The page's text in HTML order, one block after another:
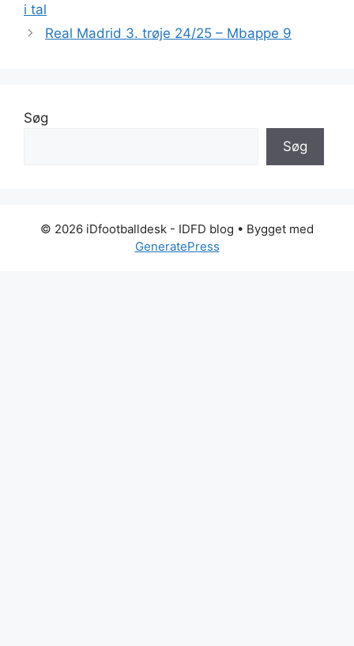
i tal
Real Madrid 3. trøje 24/25 – Mbappe 9
Søg
Søg
© 2026 iDfootballdesk - IDFD blog • Bygget med
GeneratePress